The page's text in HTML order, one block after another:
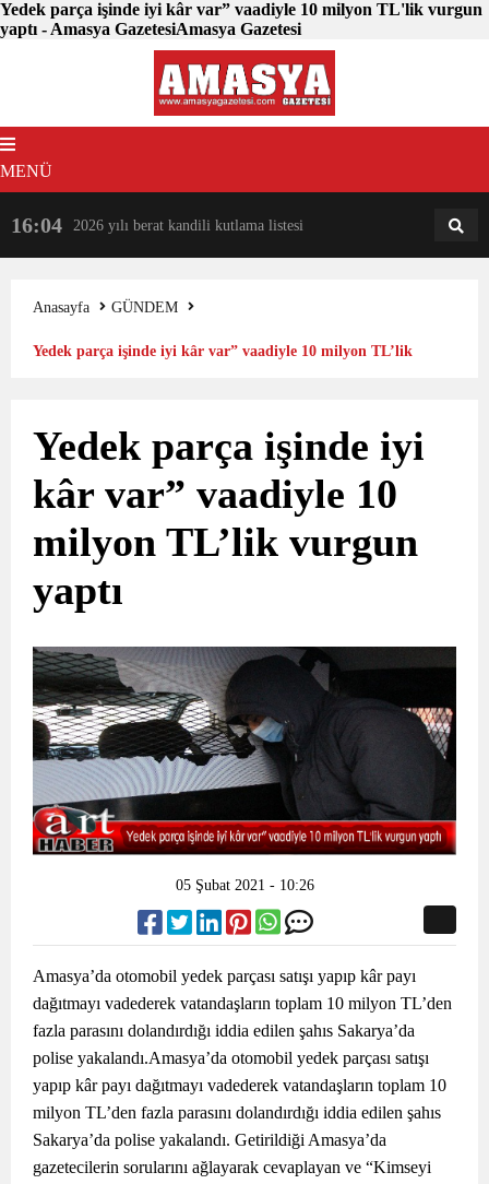
Yedek parça işinde iyi kâr var” vaadiyle 10 milyon TL'lik vurgun
yaptı - Amasya GazetesiAmasya Gazetesi
MENÜ
16:04 2026 yılı berat kandili kutlama listesi 18:31
Anasayfa
GÜNDEM
Yedek parça işinde iyi kâr var” vaadiyle 10 milyon TL’lik
Yedek parça işinde iyi
kâr var” vaadiyle 10
milyon TL’lik vurgun
yaptı
05 Şubat 2021 - 10:26
Amasya’da otomobil yedek parçası satışı yapıp kâr payı
dağıtmayı vadederek vatandaşların toplam 10 milyon TL’den
fazla parasını dolandırdığı iddia edilen şahıs Sakarya’da
polise yakalandı.Amasya’da otomobil yedek parçası satışı
yapıp kâr payı dağıtmayı vadederek vatandaşların toplam 10
milyon TL’den fazla parasını dolandırdığı iddia edilen şahıs
Sakarya’da polise yakalandı. Getirildiği Amasya’da
gazetecilerin sorularını ağlayarak cevaplayan ve “Kimseyi